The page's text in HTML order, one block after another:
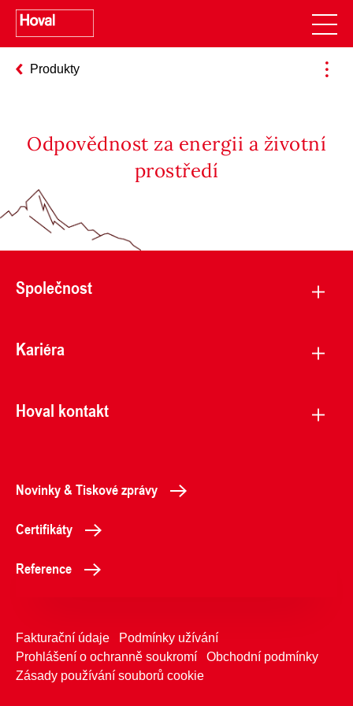
Produkty
Odpovědnost za energii a životní
prostředí
Společnost
Kariéra
Hoval kontakt
Novinky & Tiskové zprávy
Certifikáty
Reference
Fakturační údaje
Podmínky užívání
Prohlášení o ochranně soukromí
Obchodní podmínky
Zásady používání souborů cookie